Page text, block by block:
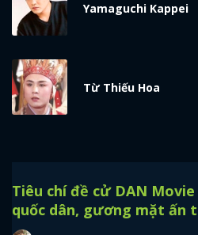
Yamaguchi Kappei
Từ Thiếu Hoa